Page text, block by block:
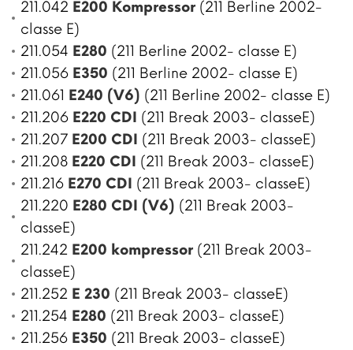
211.042 E200 Kompressor (211 Berline 2002-
classe E)
211.054 E280 (211 Berline 2002- classe E)
211.056 E350 (211 Berline 2002- classe E)
211.061 E240 (V6) (211 Berline 2002- classe E)
211.206 E220 CDI (211 Break 2003- classeE)
211.207 E200 CDI (211 Break 2003- classeE)
211.208 E220 CDI (211 Break 2003- classeE)
211.216 E270 CDI (211 Break 2003- classeE)
211.220 E280 CDI (V6) (211 Break 2003-
classeE)
211.242 E200 kompressor (211 Break 2003-
classeE)
211.252 E 230 (211 Break 2003- classeE)
211.254 E280 (211 Break 2003- classeE)
211.256 E350 (211 Break 2003- classeE)